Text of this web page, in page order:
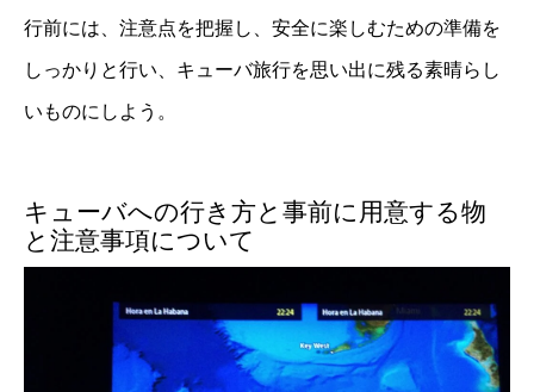
行前には、注意点を把握し、安全に楽しむための準備を
しっかりと行い、キューバ旅行を思い出に残る素晴らし
いものにしよう。
キューバへの行き方と事前に用意する物
と注意事項について